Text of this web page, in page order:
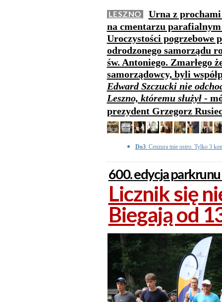
LESZNO
Urna z prochami
na cmentarzu
Uroczystości pogrzebowe
odrodzonego samorządu
św. Antoniego. Zmarłego
samorządowcy, byli
Edward Szczucki nie
Leszno, któremu służył-
prezydent Grzegorz
Do3: Cenzura tnie ostro. Tylko 3
600. edycja
Licznik się
Biegają od